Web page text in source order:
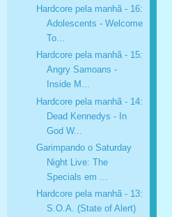
Hardcore pela manhã - 16:
Adolescents - Welcome
To...
Hardcore pela manhã - 15:
Angry Samoans -
Inside M...
Hardcore pela manhã - 14:
Dead Kennedys - In
God W...
Garimpando o Saturday
Night Live: The
Specials em ...
Hardcore pela manhã - 13:
S.O.A. (State of Alert)